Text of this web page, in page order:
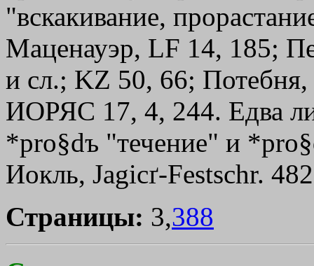
"вскакивание,
Маценауэр, LF 14, 185;
и сл.; KZ 50, 66;
ИОРЯС 17, 4, 244. Едва ли
*pro§dъ "течение" и
Иокль, Jagicґ-Festschr.
Страницы: 3,388